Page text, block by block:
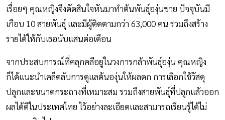
เรื่อยๆ คุณหญิงจึงตัดสินใจหันมาทำต้นพันธุ์องุ่นขาย ปัจจุบันมี
เกือบ 10 สายพันธุ์ และมีผู้ติดตามกว่า 63,000 คน รวมถึงสร้าง
รายได้ให้กับเธอนับแสนต่อเดือน
จากประสบการณ์ที่คลุกคลีอยู่ในวงการกล้าพันธุ์องุ่น คุณหญิง
ก็ได้แนะนำเคล็ดลับการดูแลต้นองุ่นให้ผลดก การเลือกใช้วัสดุ
ปลูกและขนาดกระถางที่เหมาะสม รวมถึงสายพันธุ์ที่ปลูกแล้วออก
ผลได้ดีในประเทศไทย ไว้อย่างละเอียดและสามารถเรียนรู้ได้ไม่